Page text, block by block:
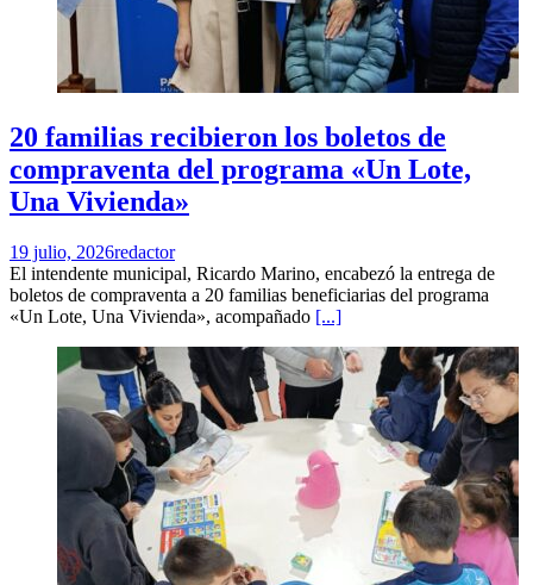
20 familias recibieron los boletos de
compraventa del programa «Un Lote,
Una Vivienda»
19 julio, 2026redactor
El intendente municipal, Ricardo Marino, encabezó la entrega de
boletos de compraventa a 20 familias beneficiarias del programa
«Un Lote, Una Vivienda», acompañado [...]